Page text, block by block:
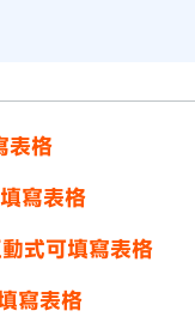
表格
寫表格
式可填寫表格
寫表格